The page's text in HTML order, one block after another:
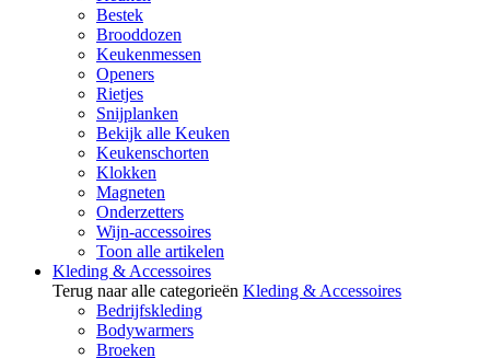
Bestek
Brooddozen
Keukenmessen
Openers
Rietjes
Snijplanken
Bekijk alle Keuken
Keukenschorten
Klokken
Magneten
Onderzetters
Wijn-accessoires
Toon alle artikelen
Kleding & Accessoires
Terug naar alle categorieën Kleding & Accessoires
Bedrijfskleding
Bodywarmers
Broeken